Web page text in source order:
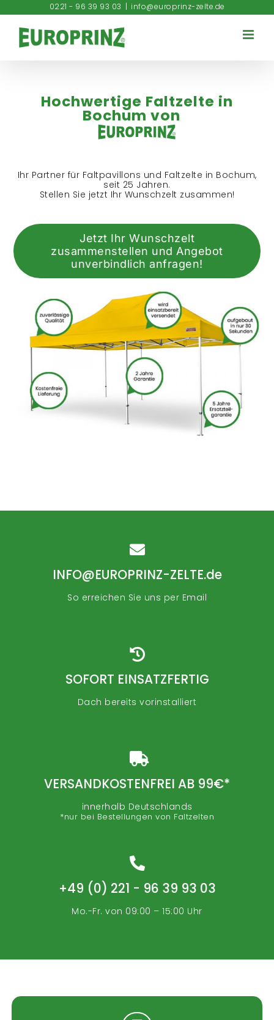
Inhalt
springen
0221 - 96 39 93 03 | info@europrinz-zelte.de
Hochwertige Faltzelte in
Bochum von
Ihr Partner für Faltpavillons und Faltzelte in Bochum,
seit 25 Jahren.
Stellen Sie jetzt Ihr Wunschzelt zusammen!
Jetzt Ihr Wunschzelt
zusammenstellen und Angebot
unverbindlich anfragen!
INFO@EUROPRINZ-ZELTE.de
So erreichen Sie uns per Email
SOFORT EINSATZFERTIG
Dach bereits vorinstalliert
VERSANDKOSTENFREI AB 99€*
innerhalb Deutschlands
*nur bei Bestellungen von Faltzelten
+49 (0) 221 - 96 39 93 03
Mo.-Fr. von 09:00 – 15:00 Uhr